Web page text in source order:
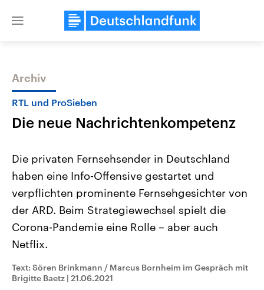
Close
Themen
Landtagswahl Sachsen-Anhalt
2026
Alle Informationen
Sachsen-Anhalt wählt am 6.
September 2026 einen neuen
Bundesland von einer Koalition aus
CDU, SPD und FDP regiert.-
Umfragen, Prognosen,
USA
Aktuelle Beiträge,
Hintergründe
Wirtschaftlich und
mit großem Einfluss auf
aktuelle Weltgeschehen.
Archiv
RTL und ProSieben
Die neue Nachrichtenkompetenz
Die privaten Fernsehsender in Deutschland
haben eine Info-Offensive gestartet und
verpflichten prominente Fernsehgesichter von
der ARD. Beim Strategiewechsel spielt die
Corona-Pandemie eine Rolle – aber auch
Netflix.
Text: Sören Brinkmann / Marcus Bornheim im Gespräch mit
Brigitte Baetz | 21.06.2021